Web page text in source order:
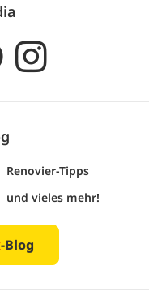
Renovier-Tipps
und vieles mehr!
-Blog